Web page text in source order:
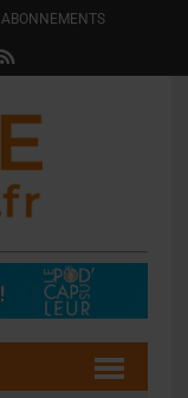
ABONNEMENTS